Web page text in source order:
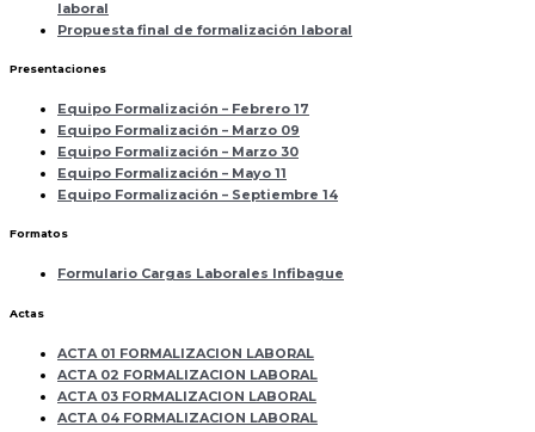
laboral
Propuesta final de formalización laboral
Presentaciones
Equipo Formalización – Febrero 17
Equipo Formalización – Marzo 09
Equipo Formalización – Marzo 30
Equipo Formalización – Mayo 11
Equipo Formalización – Septiembre 14
Formatos
Formulario Cargas Laborales Infibague
Actas
ACTA 01 FORMALIZACION LABORAL
ACTA 02 FORMALIZACION LABORAL
ACTA 03 FORMALIZACION LABORAL
ACTA 04 FORMALIZACION LABORAL